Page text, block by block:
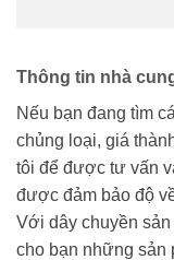
Thông tin nhà
Nếu bạn đang tìm
chủng loại, giá
tôi để được tư vấn
được đảm bảo độ
Với dây chuyền
cho bạn những sản